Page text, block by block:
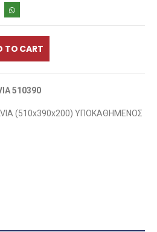
TO CART
510390
(510x390x200) ΥΠΟΚΑΘΗΜΕΝΟΣ